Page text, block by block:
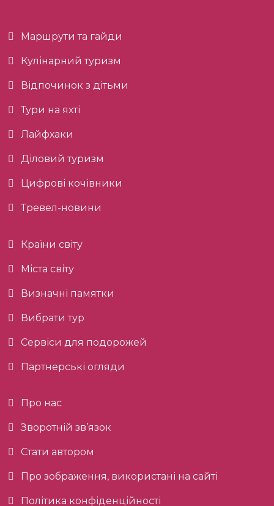
Маршрути та гайди
Кулінарний туризм
Відпочинок з дітьми
Тури на яхті
Лайфхаки
Діловий туризм
Цифрові кочівники
Тревел-новини
Країни світу
Міста світу
Визначні памятки
Вибрати тур
Сервіси для подорожей
Партнерські огляди
Про нас
Зворотній зв’язок
Стати автором
Про зображення, використані на сайті
Політика конфіденційності